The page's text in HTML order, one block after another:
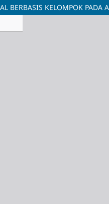
BERBASIS KELOMPOK